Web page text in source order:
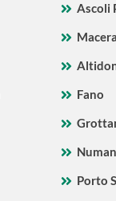
Ascoli
Fano
Porto